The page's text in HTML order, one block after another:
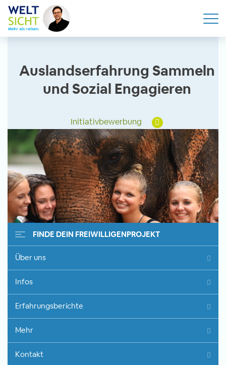
Auslandserfahrung Sammeln
und Sozial Engagieren
Initiativbewerbung
Freiwilligenarbeit im Ausland -
Erfahrungsberichte
FINDE DEIN FREIWILLIGENPROJEKT
Über uns
Infos
Erfahrungsberichte
Mehr
Kontakt